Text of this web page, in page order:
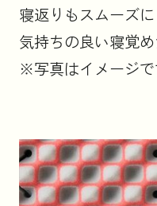
寝返りもスムーズ
気持ちの良い寝覚め
※写真はイメージで